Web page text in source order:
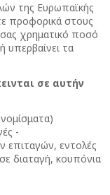
της Ευρωπαϊκής
προφορικά στους
χρηματικό ποσό
υπερβαίνει τα
σε αυτήν
-
επιταγών, εντολές
διαταγή, κουπόνια